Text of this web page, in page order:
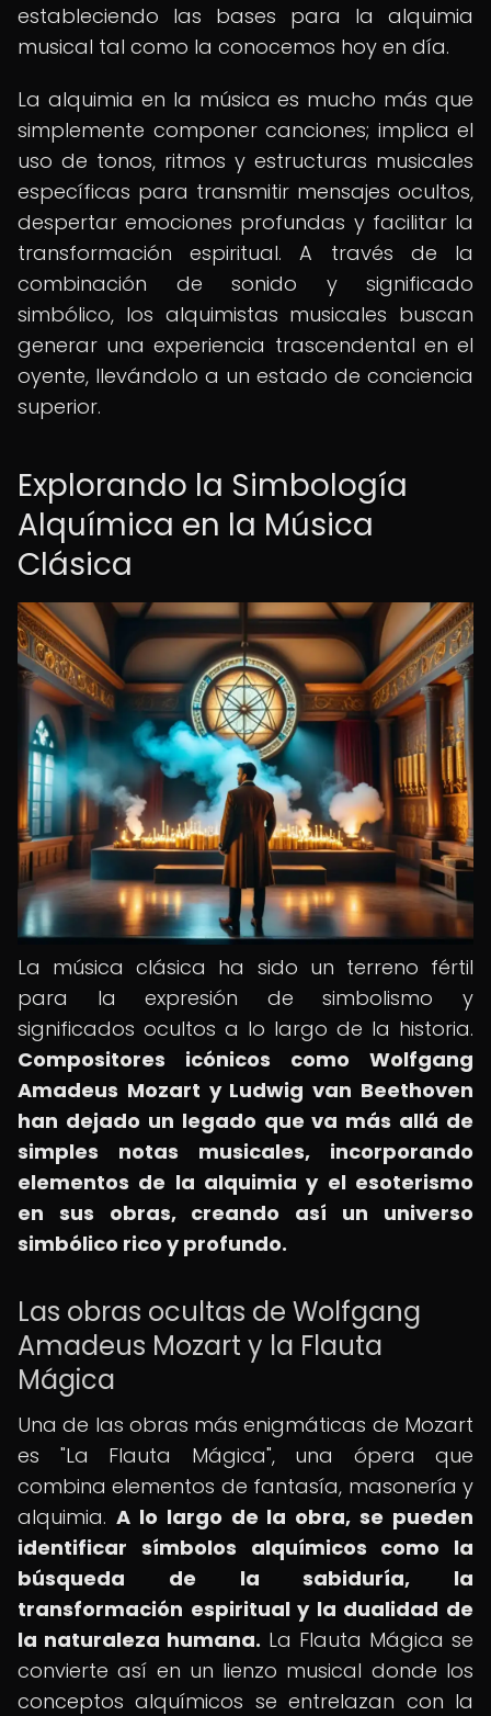
estableciendo las bases para la alquimia
musical tal como la conocemos hoy en día.
La alquimia en la música es mucho más que
simplemente componer canciones; implica el
uso de tonos, ritmos y estructuras musicales
específicas para transmitir mensajes ocultos,
despertar emociones profundas y facilitar la
transformación espiritual. A través de la
combinación de sonido y significado
simbólico, los alquimistas musicales buscan
generar una experiencia trascendental en el
oyente, llevándolo a un estado de conciencia
superior.
Explorando la Simbología
Alquímica en la Música
Clásica
La música clásica ha sido un terreno fértil
para la expresión de simbolismo y
significados ocultos a lo largo de la historia.
Compositores icónicos como Wolfgang
Amadeus Mozart y Ludwig van Beethoven
han dejado un legado que va más allá de
simples notas musicales, incorporando
elementos de la alquimia y el esoterismo
en sus obras, creando así un universo
simbólico rico y profundo.
Las obras ocultas de Wolfgang
Amadeus Mozart y la Flauta
Mágica
Una de las obras más enigmáticas de Mozart
es "La Flauta Mágica", una ópera que
combina elementos de fantasía, masonería y
alquimia. A lo largo de la obra, se pueden
identificar símbolos alquímicos como la
búsqueda de la sabiduría, la
transformación espiritual y la dualidad de
la naturaleza humana. La Flauta Mágica se
convierte así en un lienzo musical donde los
conceptos alquímicos se entrelazan con la